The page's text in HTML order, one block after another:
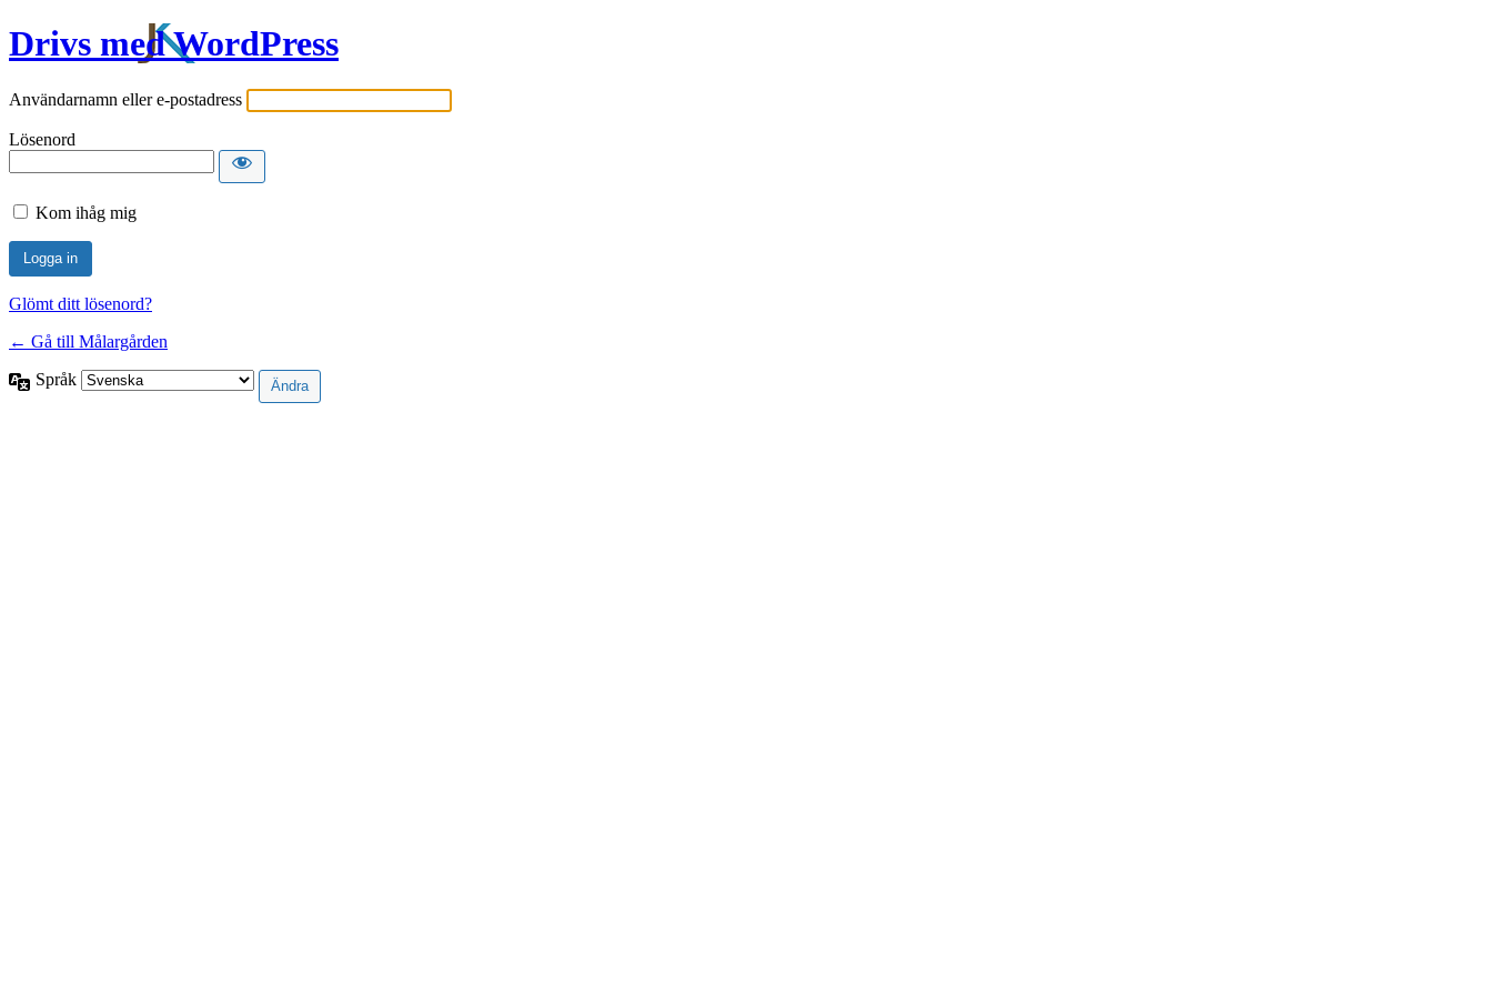
Drivs med WordPress
Användarnamn eller e-postadress
Lösenord
Kom ihåg mig
Glömt ditt lösenord?
← Gå till Målargården
Språk